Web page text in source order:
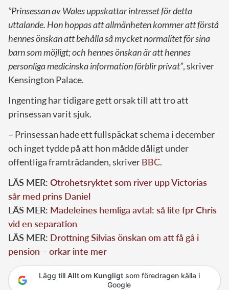
”Prinsessan av Wales uppskattar intresset för detta
uttalande. Hon hoppas att allmänheten kommer att förstå
hennes önskan att behålla så mycket normalitet för sina
barn som möjligt; och hennes önskan är att hennes
personliga medicinska information förblir privat”, skriver
Kensington Palace.
Ingenting har tidigare gett orsak till att tro att
prinsessan varit sjuk.
– Prinsessan hade ett fullspäckat schema i december
och inget tydde på att hon mådde dåligt under
offentliga framträdanden, skriverBBC.
LÄS MER: Otrohetsryktet som river upp Victorias
sår med prins Daniel
LÄS MER: Madeleines hemliga avtal: så lite fpr Chris
vid en separation
LÄS MER: Drottning Silvias önskan om att få gå i
pension – orkar inte mer
Lägg till Allt om Kungligtsom föredragen källa i
Google